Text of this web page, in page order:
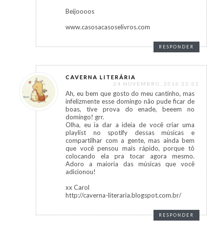
Beijoooos
www.casosacasoselivros.com
RESPONDER
CAVERNA LITERÁRIA
24 NOVEMBRO, 2016 22:02
Ah, eu bem que gosto do meu cantinho, mas
infelizmente esse domingo não pude ficar de
boas, tive prova do enade, beeem no
domingo! grr.
Olha, eu ia dar a ideia de você criar uma
playlist no spotify dessas músicas e
compartilhar com a gente, mas ainda bem
que você pensou mais rápido, porque tô
colocando ela pra tocar agora mesmo.
Adoro a maioria das músicas que você
adicionou!
xx Carol
http://caverna-literaria.blogspot.com.br/
RESPONDER